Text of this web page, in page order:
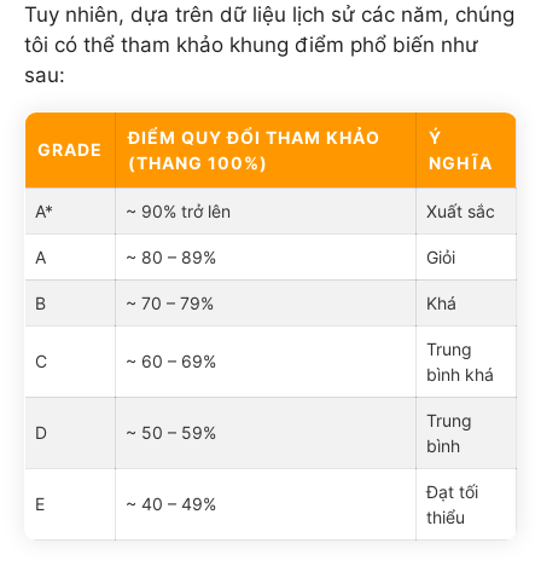
Tuy nhiên, dựa trên dữ liệu lịch sử các năm, chúng
tôi có thể tham khảo khung điểm phổ biến như
sau:
GRADE
ĐIỂM QUY ĐỔI THAM KHẢO
(THANG 100%)
Ý
NGHĨA
A* ~ 90% trở lên Xuất sắc
A ~ 80 – 89% Giỏi
B ~ 70 – 79% Khá
C ~ 60 – 69%
Trung
bình khá
D ~ 50 – 59%
Trung
bình
E ~ 40 – 49%
Đạt tối
thiểu